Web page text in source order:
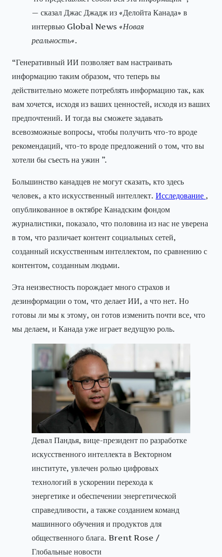
— сказал Джас Джадж из «Делойта Канада» в
интервью Global News «Новая
реальность«.
“Генеративный ИИ позволяет вам настраивать
информацию таким образом, что теперь вы
действительно можете потреблять информацию так, как
вам хочется, исходя из ваших ценностей, исходя из ваших
предпочтений. И тогда вы сможете задавать
всевозможные вопросы, чтобы получить что-то вроде
рекомендаций, что-то вроде предложений о том, что вы
хотели бы съесть на ужин ”.
Большинство канадцев не могут сказать, кто здесь
человек, а кто искусственный интеллект. Исследование ,
опубликованное в октябре Канадским фондом
журналистики, показало, что половина из нас не уверена
в том, что различает контент социальных сетей,
созданный искусственным интеллектом, по сравнению с
контентом, созданным людьми.
Эта неизвестность порождает много страхов и
дезинформации о том, что делает ИИ, а что нет. Но
готовы ли мы к этому, он готов изменить почти все, что
мы делаем, и Канада уже играет ведущую роль.
Девал Пандья, вице-президент по разработке
искусственного интеллекта в Векторном
институте, увлечен ролью цифровых
технологий в ускорении перехода к
энергетике и обеспечении энергетической
справедливости, а также созданием команд
машинного обучения и продуктов для
общественного блага. Brent Rose /
Глобальные новости